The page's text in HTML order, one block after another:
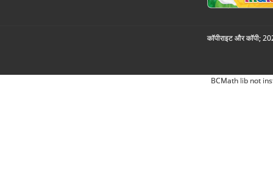
कॉपीराइट और कॉपी;
BCMath lib not